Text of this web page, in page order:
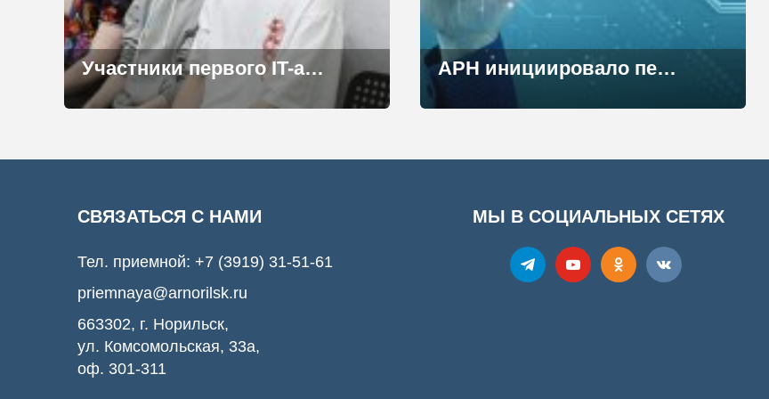
Участники первого IT-акселератора презентовали стартапы на Кухне городских идей АРН АРН инициировало первый акселератор для IT-сообщества
СВЯЗАТЬСЯ С НАМИ
Тел. приемной: +7 (3919) 31-51-61
priemnaya@arnorilsk.ru
663302, г. Норильск,
ул. Комсомольская, 33а,
оф. 301-311
МЫ В СОЦИАЛЬНЫХ СЕТЯХ